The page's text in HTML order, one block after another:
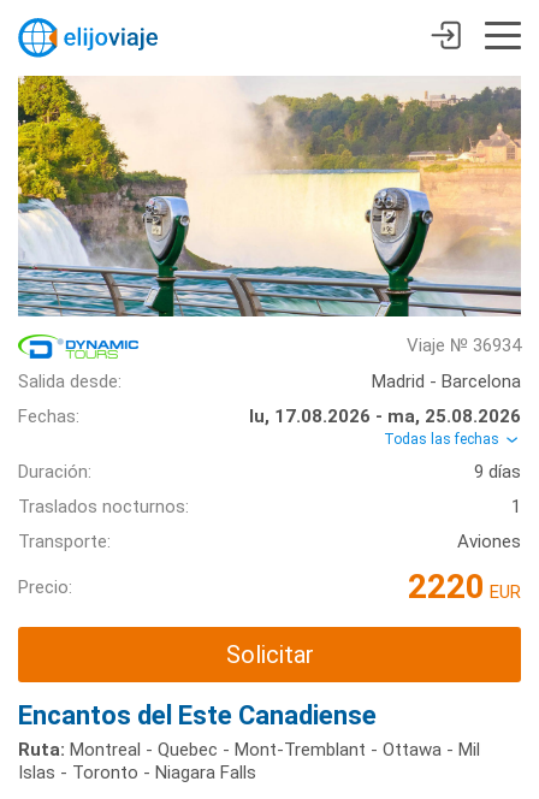
Viaje № 36934
Salida desde:
Madrid - Barcelona
Fechas:
lu, 17.08.2026 - ma, 25.08.2026
Todas las fechas
Duración:
9 días
Traslados nocturnos:
1
Transporte:
Aviones
Precio: 2220 EUR
Solicitar
Encantos del Este Canadiense
Ruta: Montreal - Quebec - Mont-Tremblant - Ottawa - Mil
Islas - Toronto - Niagara Falls